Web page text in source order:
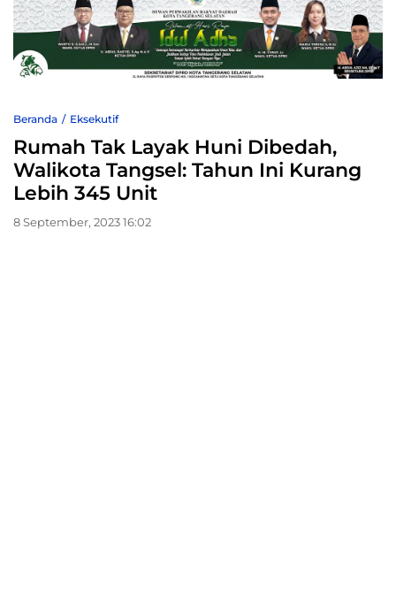
Beranda Eksekutif
Rumah Tak Layak Huni Dibedah,
Walikota Tangsel: Tahun Ini Kurang
Lebih 345 Unit
8 September, 2023 16:02